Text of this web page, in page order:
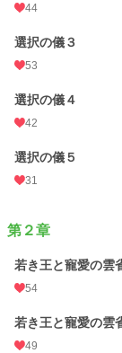
44
選択の儀３
53
選択の儀４
42
選択の儀５
31
第２章
若き王と寵愛の雲
54
若き王と寵愛の雲
49